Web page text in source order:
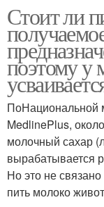
Стоит ли
поэтому у
ПоНациональной
MedlinePlus,
молочный сахар
вырабатывается
Но это не
пить молоко